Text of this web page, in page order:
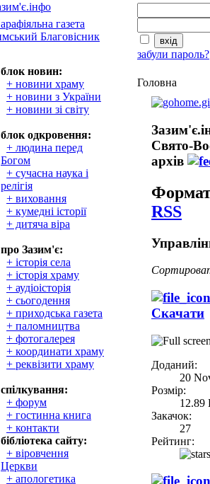
блок новин:
+ новини храму
+ новини з України
+ новини зі світу
блок одкровення:
+ людина перед
Богом
+ сучасна наука і
релігія
+ виховання
+ кумедні історії
+ дитяча віра
про Зазим'є:
+ історія села
+ історія храму
+ аудіоісторія
+ сьогодення
+ приходська газета
+ паломництва
+ фотогалерея
+ координати храму
+ реквізити храму
спілкування:
+ форум
+ гостинна книга
+ контакти
бібліотека сайту:
+ віровчення
Церкви
+ апологетика
забули пароль?
Головна
Свято-
архів
RSS
Скачати
Доданий:
20
Розмір:
12.89
Закачок:
27
Рейтинг: